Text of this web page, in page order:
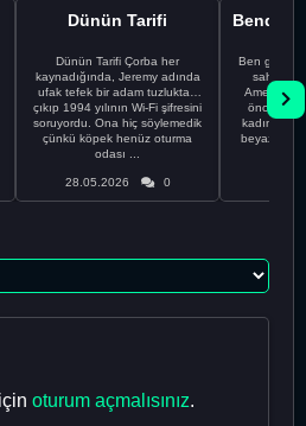
Dünün Tarifi
Dünün Tarifi Çorba her
kaynadığında, Jeremy adında
ufak tefek bir adam tuzluktan
çıkıp 1994 yılının Wi-Fi şifresini
soruyordu. Ona hiç söylemedik
çünkü köpek henüz oturma
odası ...
28.05.2026 0
Ben gururlu
sahip
önce
kadınla
beyaz
oturum açmalısınız.